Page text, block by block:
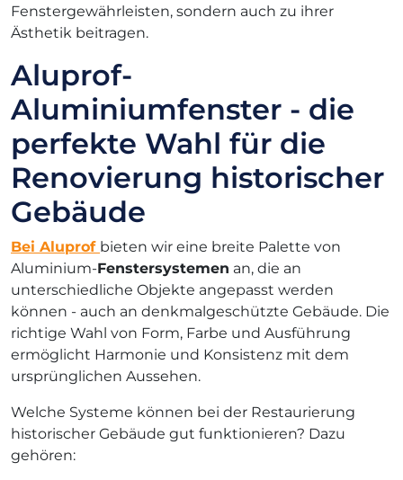
Fenstergewährleisten, sondern auch zu ihrer
Ästhetik beitragen.
Aluprof-
Aluminiumfenster - die
perfekte Wahl für die
Renovierung historischer
Gebäude
Bei Aluprof bieten wir eine breite Palette von
Aluminium-Fenstersystemen an, die an
unterschiedliche Objekte angepasst werden
können - auch an denkmalgeschützte Gebäude. Die
richtige Wahl von Form, Farbe und Ausführung
ermöglicht Harmonie und Konsistenz mit dem
ursprünglichen Aussehen.
Welche Systeme können bei der Restaurierung
historischer Gebäude gut funktionieren? Dazu
gehören: